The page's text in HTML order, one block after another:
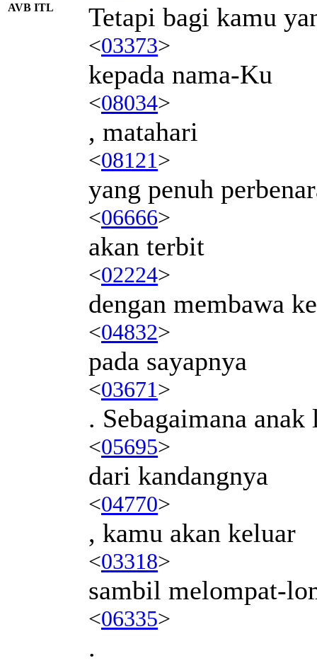
AVB ITL Tetapi bagi kamu
<03373>
kepada nama-Ku
<08034>
, matahari
<08121>
yang penuh
<06666>
akan terbit
<02224>
dengan membawa
<04832>
pada sayapnya
<03671>
. Sebagaimana anak
<05695>
dari kandangnya
<04770>
, kamu akan keluar
<03318>
sambil melompat-
<06335>
.